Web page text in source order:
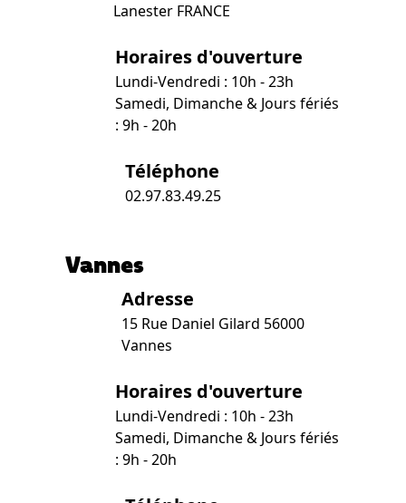
Lanester FRANCE
Horaires d'ouverture
Lundi-Vendredi : 10h - 23h
Samedi, Dimanche & Jours fériés
: 9h - 20h
Téléphone
02.97.83.49.25
Vannes
Adresse
15 Rue Daniel Gilard 56000
Vannes
Horaires d'ouverture
Lundi-Vendredi : 10h - 23h
Samedi, Dimanche & Jours fériés
: 9h - 20h